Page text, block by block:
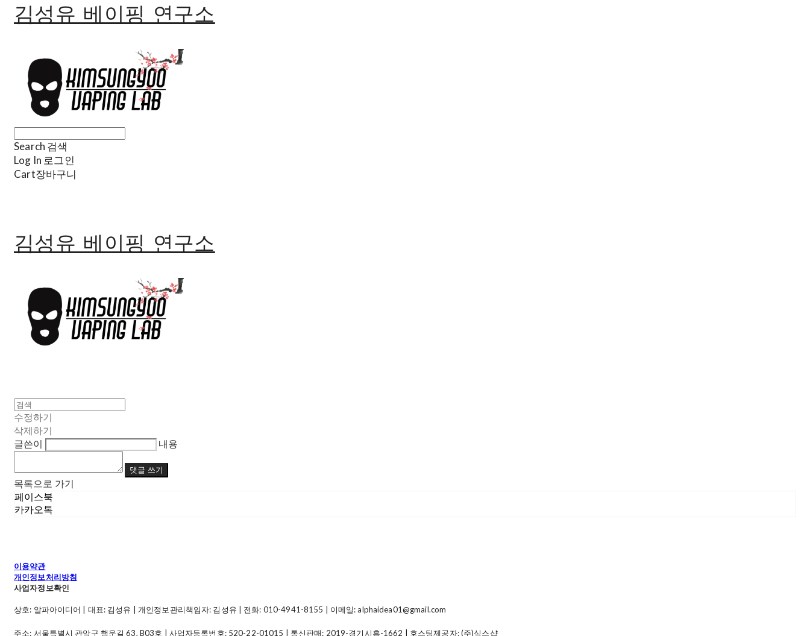
김성유 베이핑 연구소
Search 검색
Log In 로그인
Cart장바구니
김성유 베이핑 연구소
수정하기
삭제하기
글쓴이
내용
댓글 쓰기
목록으로 가기
페이스북
카카오톡
이용약관
개인정보처리방침
사업자정보확인
상호: 알파아이디어 | 대표: 김성유 | 개인정보관리책임자: 김성유 | 전화: 010-4941-8155 | 이메일: alphaidea01@gmail.com
주소: 서울특별시 관악구 행운길 63, B03호 | 사업자등록번호: 520-22-01015 | 통신판매: 2019-경기시흥-1662 | 호스팅제공자: (주)식스샵